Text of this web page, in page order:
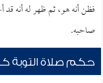
فظن أنه هو، ثم ظهر له أنه
صاحبه.
حكم صلاة التوبة